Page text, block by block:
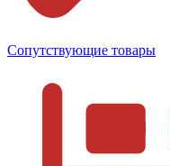
Сопутствующие товары